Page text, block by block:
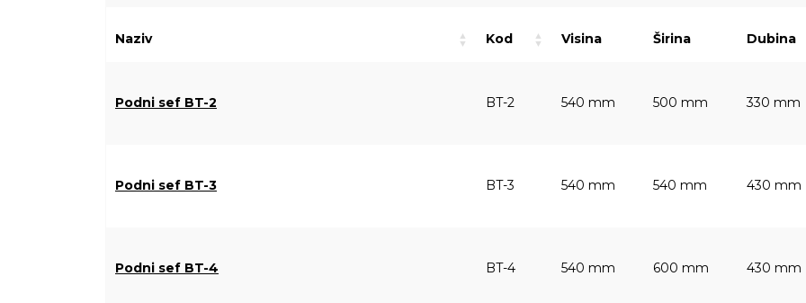
Naziv Kod Visina Širina Dubina
Podni sef BT-2 BT-2 540 mm 500 mm 330 mm
Podni sef BT-3 BT-3 540 mm 540 mm 430 mm
Podni sef BT-4 BT-4 540 mm 600 mm 430 mm